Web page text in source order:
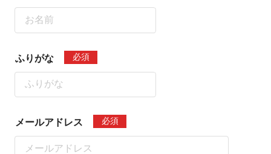
ふりがな 必須
メールアドレス 必須